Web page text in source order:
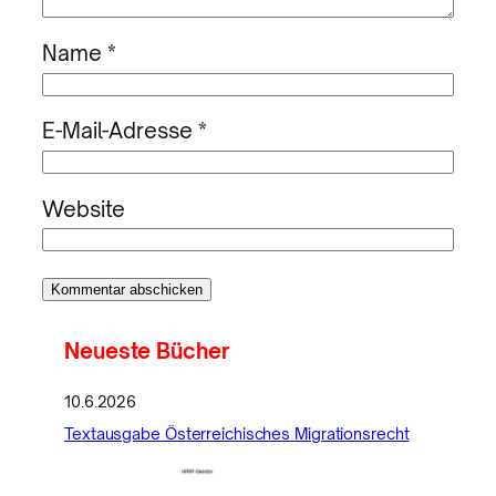
Name *
E-Mail-Adresse *
Website
Neueste Bücher
10.6.2026
Textausgabe Österreichisches Migrationsrecht